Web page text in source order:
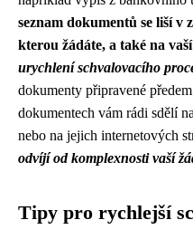
seznam dokumentů se liší v
kterou žádáte, a také na
urychlení schvalovacího
dokumenty připravené
dokumentech vám rádi sdělí
nebo na jejich internetových
odvíjí od komplexnosti vaší
Tipy pro rychlejší